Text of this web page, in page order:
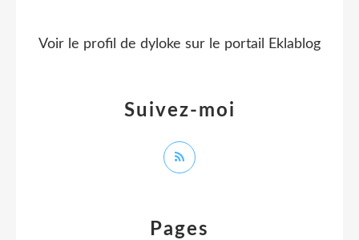
Pages
Suivez-moi
Voir le profil de dyloke sur le portail Eklablog